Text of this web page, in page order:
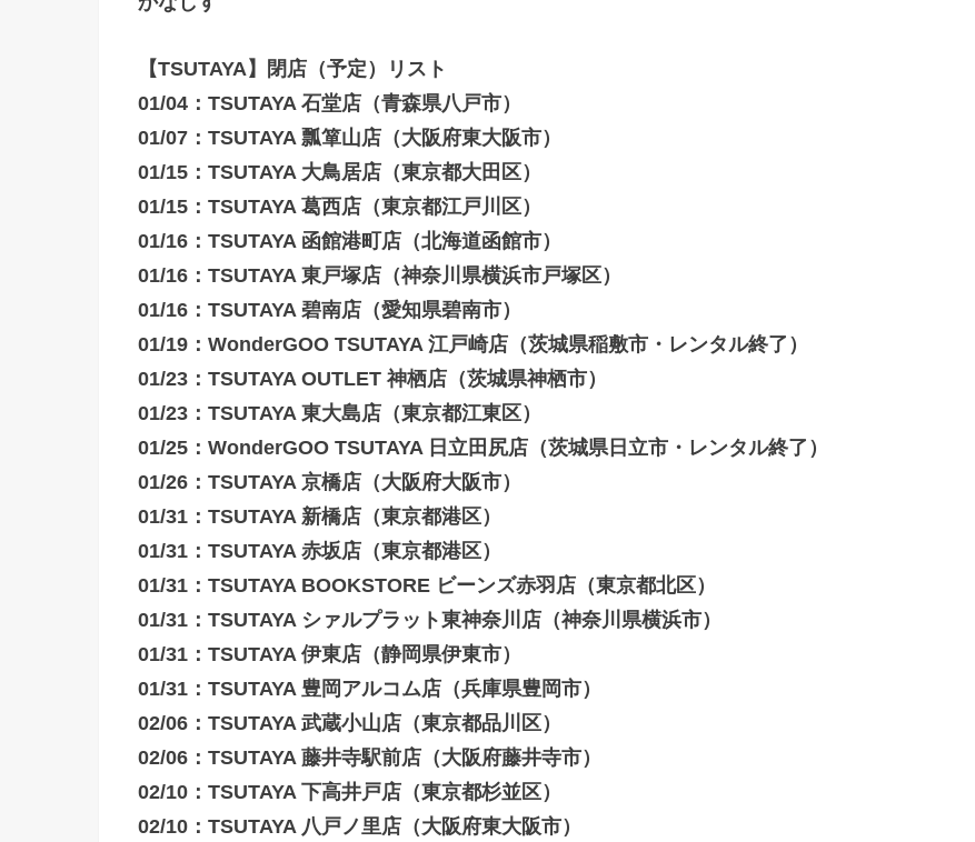
【TSUTAYA】閉店（予定）リスト
01/04：TSUTAYA 石堂店（青森県八戸市）
01/07：TSUTAYA 瓢箪山店（大阪府東大阪市）
01/15：TSUTAYA 大鳥居店（東京都大田区）
01/15：TSUTAYA 葛西店（東京都江戸川区）
01/16：TSUTAYA 函館港町店（北海道函館市）
01/16：TSUTAYA 東戸塚店（神奈川県横浜市戸塚区）
01/16：TSUTAYA 碧南店（愛知県碧南市）
01/19：WonderGOO TSUTAYA 江戸崎店（茨城県稲敷市・レンタル終了）
01/23：TSUTAYA OUTLET 神栖店（茨城県神栖市）
01/23：TSUTAYA 東大島店（東京都江東区）
01/25：WonderGOO TSUTAYA 日立田尻店（茨城県日立市・レンタル終了）
01/26：TSUTAYA 京橋店（大阪府大阪市）
01/31：TSUTAYA 新橋店（東京都港区）
01/31：TSUTAYA 赤坂店（東京都港区）
01/31：TSUTAYA BOOKSTORE ビーンズ赤羽店（東京都北区）
01/31：TSUTAYA シァルプラット東神奈川店（神奈川県横浜市）
01/31：TSUTAYA 伊東店（静岡県伊東市）
01/31：TSUTAYA 豊岡アルコム店（兵庫県豊岡市）
02/06：TSUTAYA 武蔵小山店（東京都品川区）
02/06：TSUTAYA 藤井寺駅前店（大阪府藤井寺市）
02/10：TSUTAYA 下高井戸店（東京都杉並区）
02/10：TSUTAYA 八戸ノ里店（大阪府東大阪市）